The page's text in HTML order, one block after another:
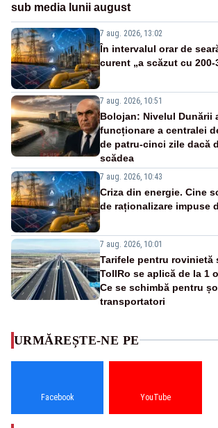
sub media lunii august
7 aug. 2026, 13:02
În intervalul orar de
curent „a scăzut cu 200-
7 aug. 2026, 10:51
Bolojan: Nivelul Dunării
funcționare a centralei
de patru-cinci zile dacă
scădea
7 aug. 2026, 10:43
Criza din energie. Cine
de raționalizare impuse
7 aug. 2026, 10:01
Tarifele pentru rovinietă
TollRo se aplică de la 1
Ce se schimbă pentru
transportatori
URMĂREȘTE-NE PE
Facebook YouTube